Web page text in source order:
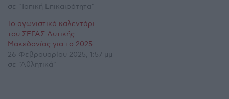
σε "Τοπική Επικαιρότητα"
Το αγωνιστικό καλεντάρι
του ΣΕΓΑΣ Δυτικής
Μακεδονίας για το 2025
26 Φεβρουαρίου 2025, 1:57 μμ
σε "Αθλητικά"